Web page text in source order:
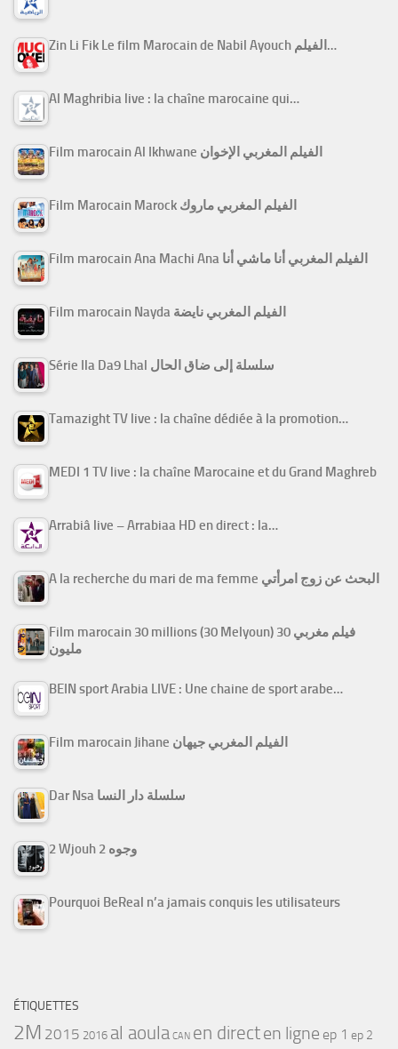
Zin Li Fik Le film Marocain de Nabil Ayouch الفيلم…
Al Maghribia live : la chaîne marocaine qui…
Film marocain Al Ikhwane الفيلم المغربي الإخوان
Film Marocain Marock الفيلم المغربي ماروك
Film marocain Ana Machi Ana الفيلم المغربي أنا ماشي أنا
Film marocain Nayda الفيلم المغربي نايضة
Série Ila Da9 Lhal سلسلة إلى ضاق الحال
Tamazight TV live : la chaîne dédiée à la promotion…
MEDI 1 TV live : la chaîne Marocaine et du Grand Maghreb
Arrabiâ live – Arrabiaa HD en direct : la…
A la recherche du mari de ma femme البحث عن زوج امرأتي
Film marocain 30 millions (30 Melyoun) فيلم مغربي 30
مليون
BEIN sport Arabia LIVE : Une chaine de sport arabe…
Film marocain Jihane الفيلم المغربي جيهان
Dar Nsa سلسلة دار النسا
2 Wjouh 2 وجوه
Pourquoi BeReal n’a jamais conquis les utilisateurs
ÉTIQUETTES
2M 2015 2016 al aoula CAN en directen ligne ep 1 ep 2